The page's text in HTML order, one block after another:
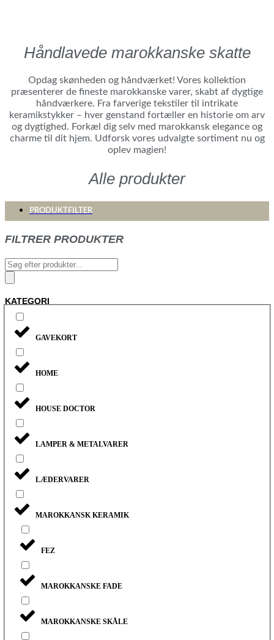
Håndlavede marokkanske skatte
Opdag skønheden og håndværket! Vores kollektion
præsenterer de fineste marokkanske varer, skabt af dygtige
håndværkere. Fra farverige tekstiler til intrikate
keramikstykker – hver genstand fortæller en historie om arv
og dygtighed. Forkæl dig selv med marokkansk elegance og
charme til dit hjem. Udforsk vores udvalgte sortiment nu og
oplev magien!
Alle produkter
PRODUKTFILTER
FILTRER PRODUKTER
Products
search
KATEGORI
GAVEKORT
HOME
HOUSE DOCTOR
LAMPER & METALVARER
LÆDERVARER
MAROKKANSK KERAMIK
FEZ
MAROKKANSKE FADE
MAROKKANSKE SKÅLE